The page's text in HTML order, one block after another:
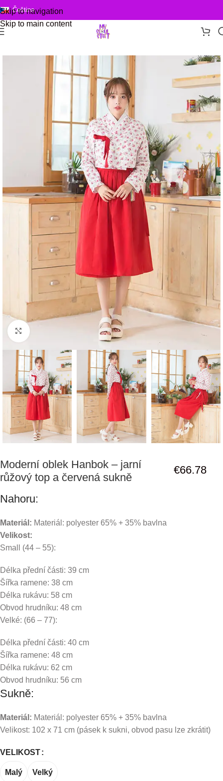
Skip to navigation
Skip to main content
Čeština
Click to enlarge
Moderní oblek Hanbok – jarní
růžový top a červená sukně
€66.78
Nahoru:
Materiál: Materiál: polyester 65% + 35% bavlna
Velikost:
Small (44 – 55):
Délka přední části: 39 cm
Šířka ramene: 38 cm
Délka rukávu: 58 cm
Obvod hrudníku: 48 cm
Velké: (66 – 77):
Délka přední části: 40 cm
Šířka ramene: 48 cm
Délka rukávu: 62 cm
Obvod hrudníku: 56 cm
Sukně:
Materiál: Materiál: polyester 65% + 35% bavlna
Velikost: 102 x 71 cm (pásek k sukni, obvod pasu lze zkrátit)
VELIKOST
Malý Velký